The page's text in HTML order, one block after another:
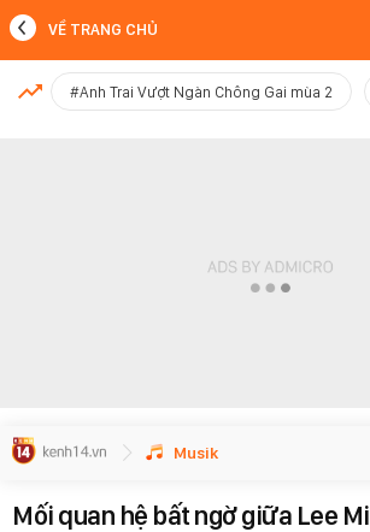
MỚI NHẤT
VỀ TRANG CHỦ
#Anh Trai Vượt Ngàn Chông Gai mùa 2
Musik
Mối quan hệ bất ngờ giữa Lee